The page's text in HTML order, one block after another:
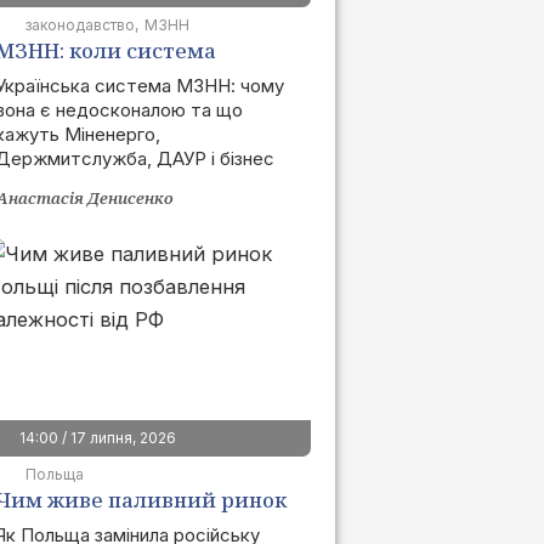
законодавство МЗНН
коли система
та як це вплине
ринок
система МЗНН: чому
є недосконалою та що
Міненерго,
ДАУР і бізнес
Денисенко
14:00 / 17 липня, 2026
Польща
живе паливний ринок
після позбавлення
Польща замінила російську